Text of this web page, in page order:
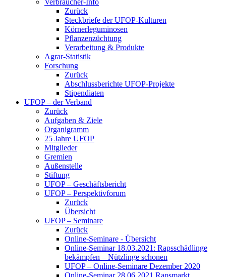
Verbraucher-Info
Zurück
Steckbriefe der UFOP-Kulturen
Körnerleguminosen
Pflanzenzüchtung
Verarbeitung & Produkte
Agrar-Statistik
Forschung
Zurück
Abschlussberichte UFOP-Projekte
Stipendiaten
UFOP – der Verband
Zurück
Aufgaben & Ziele
Organigramm
25 Jahre UFOP
Mitglieder
Gremien
Außenstelle
Stiftung
UFOP – Geschäftsbericht
UFOP – Perspektivforum
Zurück
Übersicht
UFOP – Seminare
Zurück
Online-Seminare - Übersicht
Online-Seminar 18.03.2021: Rapsschädlinge
bekämpfen – Nützlinge schonen
UFOP – Online-Seminare Dezember 2020
Online-Seminar 28.06.2021 Rapsmarkt